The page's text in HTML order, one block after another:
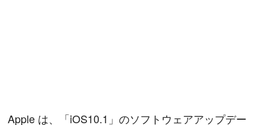
Apple は、「iOS10.1」のソフトウェアアップデー